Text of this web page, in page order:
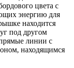
цвета с
энергию для
находится
под другом
линии с
находящимся